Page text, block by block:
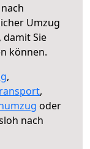
Umzug
, damit Sie
können.
,
,
oder
nach